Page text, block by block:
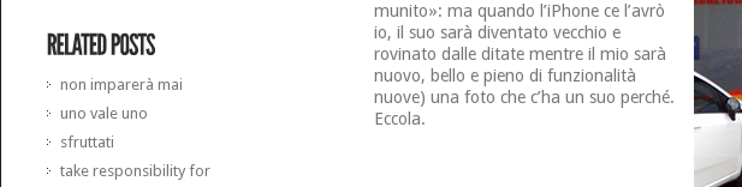
non imparerà mai
uno vale uno
sfruttati
take responsibility for
munito»: ma quando l’iPhone ce l’avrò
io, il suo sarà diventato vecchio e
rovinato dalle ditate mentre il mio sarà
nuovo, bello e pieno di funzionalità
nuove) una foto che c’ha un suo perché.
Eccola.